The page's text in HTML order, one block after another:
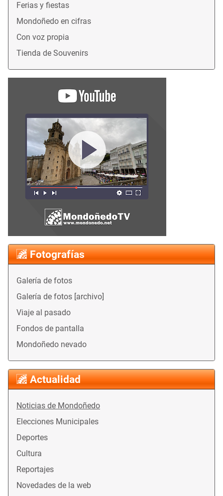
Ferias y fiestas
Mondoñedo en cifras
Con voz propia
Tienda de Souvenirs
Fotografías
Galería de fotos
Galería de fotos [archivo]
Viaje al pasado
Fondos de pantalla
Mondoñedo nevado
Actualidad
Noticias de Mondoñedo
Elecciones Municipales
Deportes
Cultura
Reportajes
Novedades de la web